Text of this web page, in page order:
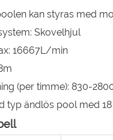
kan styras med
Skovelhjul
16667L/min
(per timme): 830-